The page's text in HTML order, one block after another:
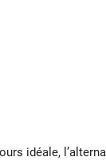
idéale,